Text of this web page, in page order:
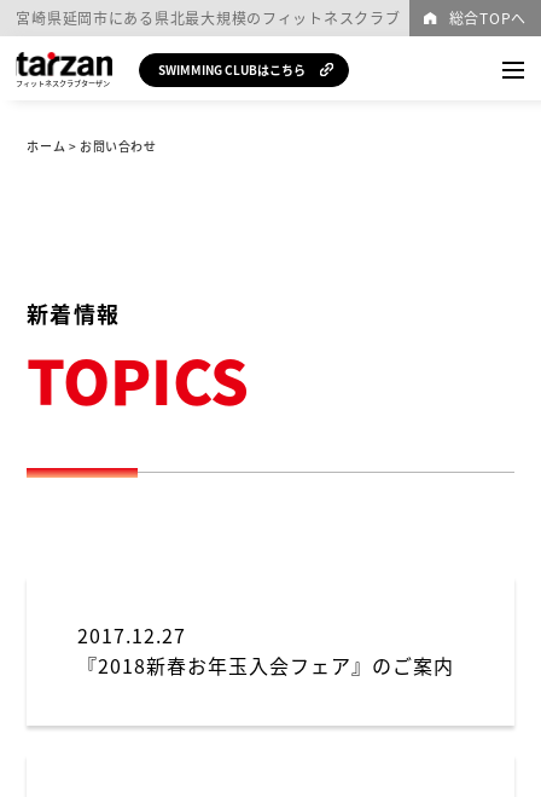
宮崎県延岡市にある 県北最大規模のフィットネスクラブ 総合TOPへ
SWIMMING CLUBはこちら
新着情報
ホーム > お問い合わせ
新着情報
TOPICS
2017.12.27
『2018新春お年玉入会フェア』のご案内